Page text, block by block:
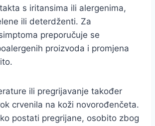
s iritansima ili alergenima,
ili deterdženti. Za
preporučuje se
proizvoda i promjena
ili pregrijavanje također
crvenila na koži novorođenčeta.
postati pregrijane, osobito zbog